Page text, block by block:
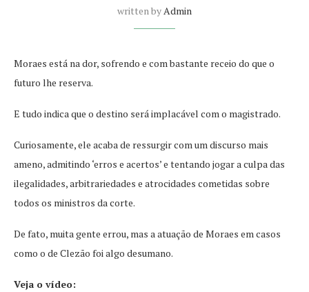
written byAdmin
Moraes está na dor, sofrendo e com bastante receio do que o
futuro lhe reserva.
E tudo indica que o destino será implacável com o magistrado.
Curiosamente, ele acaba de ressurgir com um discurso mais
ameno, admitindo ‘erros e acertos’ e tentando jogar a culpa das
ilegalidades, arbitrariedades e atrocidades cometidas sobre
todos os ministros da corte.
De fato, muita gente errou, mas a atuação de Moraes em casos
como o de Clezão foi algo desumano.
Veja o vídeo: